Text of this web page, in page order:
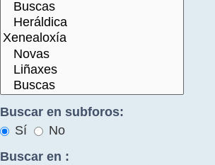
Buscar en subforos:
Sí
No
Buscar en :